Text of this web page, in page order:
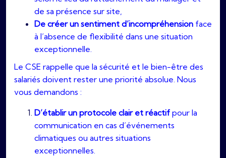
de sa présence sur site,
De créer un sentiment d’incompréhension face
à l’absence de flexibilité dans une situation
exceptionnelle.
Le CSE rappelle que la sécurité et le bien-être des
salariés doivent rester une priorité absolue. Nous
vous demandons :
D’établir un protocole clair et réactif pour la
communication en cas d’événements
climatiques ou autres situations
exceptionnelles.